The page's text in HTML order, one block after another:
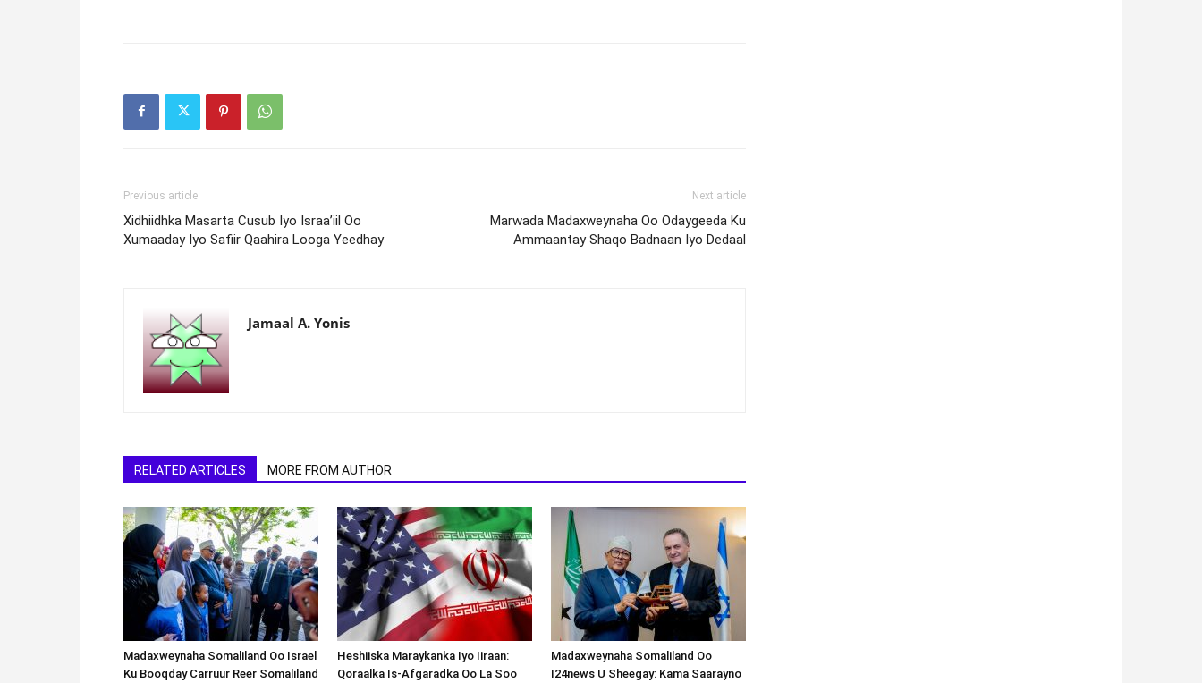
Previous article
Xidhiidhka Masarta Cusub Iyo Israa’iil Oo
Xumaaday Iyo Safiir Qaahira Looga Yeedhay
Next article
Marwada Madaxweynaha Oo Odaygeeda Ku
Ammaantay Shaqo Badnaan Iyo Dedaal
Jamaal A. Yonis
RELATED ARTICLES MORE FROM AUTHOR
Madaxweynaha Somaliland Oo Israel
Ku Booqday Carruur Reer Somaliland
Heshiiska Maraykanka Iyo Iiraan:
Qoraalka Is-Afgaradka Oo La Soo
Madaxweynaha Somaliland Oo
I24news U Sheegay: Kama Saarayno